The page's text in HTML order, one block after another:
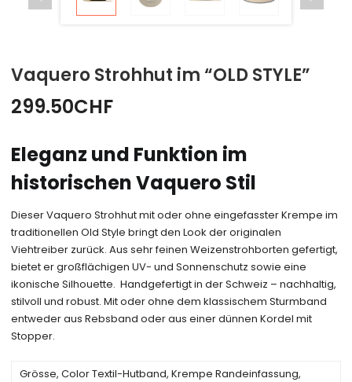
Vaquero Strohhut im “OLD STYLE”
299.50CHF
Eleganz und Funktion im
historischen Vaquero Stil
Dieser Vaquero Strohhut mit oder ohne eingefasster Krempe im
traditionellen Old Style bringt den Look der originalen
Viehtreiber zurück. Aus sehr feinen Weizenstrohborten gefertigt,
bietet er großflächigen UV- und Sonnenschutz sowie eine
ikonische Silhouette. Handgefertigt in der Schweiz – nachhaltig,
stilvoll und robust. Mit oder ohne dem klassischem Sturmband
entweder aus Rebsband oder aus einer dünnen Kordel mit
Stopper.
Grösse, Color Textil-Hutband, Krempe Randeinfassung,